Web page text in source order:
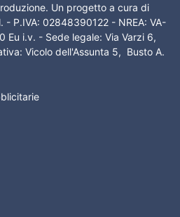
Un progetto a cura di
- P.IVA: 02848390122 - NREA: VA-
Eu i.v. - Sede legale: Via Varzi 6,
Vicolo dell'Assunta 5, Busto A.